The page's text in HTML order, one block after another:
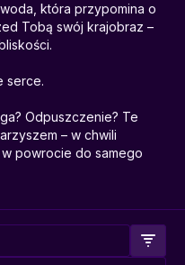
która przypomina o
Tobą swój krajobraz –
serce.
Odpuszczenie? Te
– w chwili
powrocie do samego